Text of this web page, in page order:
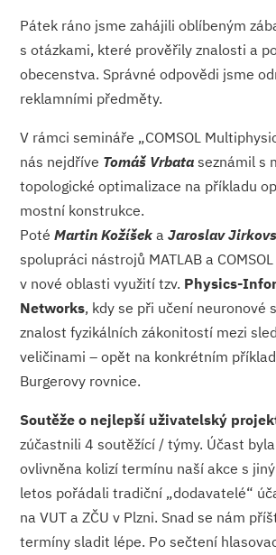
Pátek ráno jsme zahájili oblíbeným
s otázkami, které prověřily znalosti a
obecenstva. Správné odpovědi jsme
reklamními předměty.
V rámci semináře „COMSOL
nás nejdříve Tomáš Vrbata seznámil s
topologické optimalizace na příkladu
mostní konstrukce.
PotéMartin Kožíšek aJaroslav
spolupráci nástrojů MATLAB a
v nové oblasti využití tzv. Physics-
Networks, kdy se při učení neuronové
znalost fyzikálních zákonitostí mezi
veličinami – opět na konkrétním
Burgerovy rovnice.
Soutěže o nejlepší uživatelský
zúčastnili 4 soutěžící / týmy. Účast
ovlivněna kolizí termínu naší akce s
letos pořádali tradiční „dodavatelé“
na VUT a ZČU v Plzni. Snad se nám
termíny sladit lépe. Po sečtení